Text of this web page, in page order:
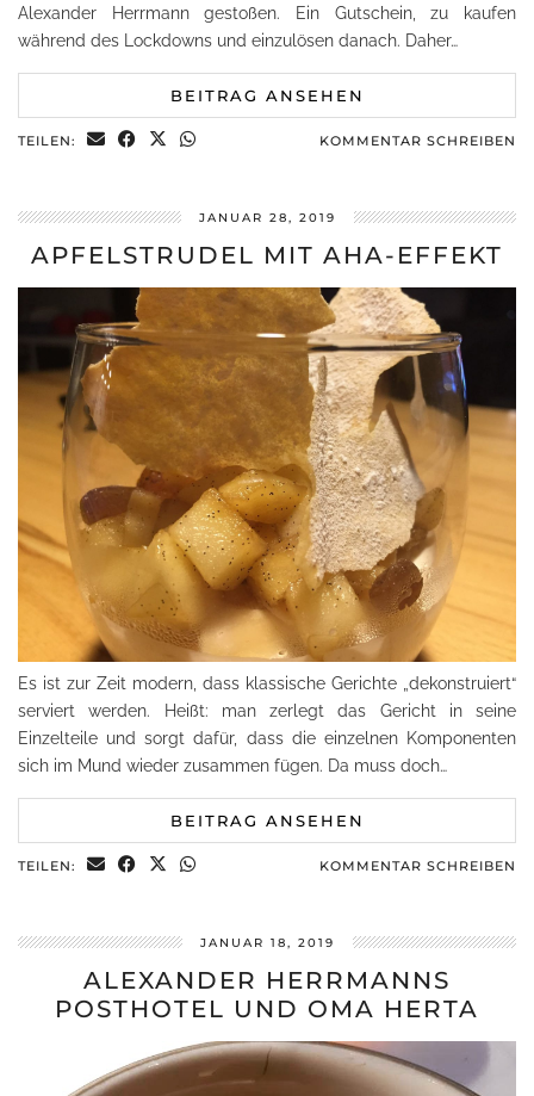
Alexander Herrmann gestoßen. Ein Gutschein, zu kaufen
während des Lockdowns und einzulösen danach. Daher…
BEITRAG ANSEHEN
TEILEN: KOMMENTAR SCHREIBEN
JANUAR 28, 2019
APFELSTRUDEL MIT AHA-EFFEKT
Es ist zur Zeit modern, dass klassische Gerichte „dekonstruiert“
serviert werden. Heißt: man zerlegt das Gericht in seine
Einzelteile und sorgt dafür, dass die einzelnen Komponenten
sich im Mund wieder zusammen fügen. Da muss doch…
BEITRAG ANSEHEN
TEILEN: KOMMENTAR SCHREIBEN
JANUAR 18, 2019
ALEXANDER HERRMANNS
POSTHOTEL UND OMA HERTA